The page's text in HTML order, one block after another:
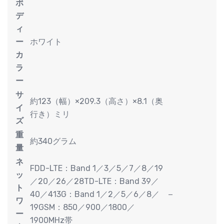
ボ
デ
ィ
ー
カ
ラ
ー
ホワイト
サ
イ
ズ
約123（幅）×209.3（高さ）×8.1（奥
行き）ミリ
重
量
約340グラム
ネ
ッ
ト
ワ
ー
FDD-LTE：Band 1／3／5／7／8／19
／20／26／28TD-LTE：Band 39／
40／413G：Band 1／2／5／6／8／
19GSM：850／900／1800／
1900MHz帯
−